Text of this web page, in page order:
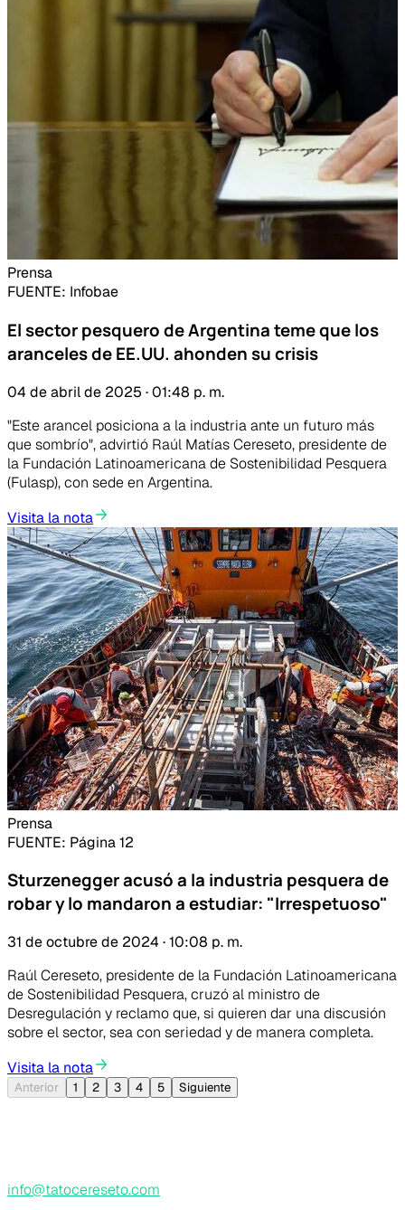
Prensa
FUENTE: Infobae
El sector pesquero de Argentina teme que los
aranceles de EE.UU. ahonden su crisis
04 de abril de 2025 · 01:48 p. m.
"Este arancel posiciona a la industria ante un futuro más
que sombrío", advirtió Raúl Matías Cereseto, presidente de
la Fundación Latinoamericana de Sostenibilidad Pesquera
(Fulasp), con sede en Argentina.
Visita la nota
Prensa
FUENTE: Página 12
Sturzenegger acusó a la industria pesquera de
robar y lo mandaron a estudiar: "Irrespetuoso"
31 de octubre de 2024 · 10:08 p. m.
Raúl Cereseto, presidente de la Fundación Latinoamericana
de Sostenibilidad Pesquera, cruzó al ministro de
Desregulación y reclamo que, si quieren dar una discusión
sobre el sector, sea con seriedad y de manera completa.
Visita la nota
Anterior 1 2 3 4 5 Siguiente
info@tatocereseto.com